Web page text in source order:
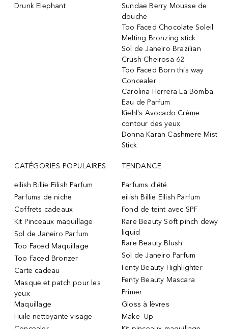
Drunk Elephant
Sundae Berry Mousse de
douche
Too Faced Chocolate Soleil
Melting Bronzing stick
Sol de Janeiro Brazilian
Crush Cheirosa 62
Too Faced Born this way
Concealer
Carolina Herrera La Bomba
Eau de Parfum
Kiehl's Avocado Crème
contour des yeux
Donna Karan Cashmere Mist
Stick
CATÉGORIES POPULAIRES
eilish Billie Eilish Parfum
Parfums de niche
Coffrets cadeaux
Kit Pinceaux maquillage
Sol de Janeiro Parfum
Too Faced Maquillage
Too Faced Bronzer
Carte cadeau
Masque et patch pour les
yeux
Maquillage
Huile nettoyante visage
TENDANCE
Parfums d'été
eilish Billie Eilish Parfum
Fond de teint avec SPF
Rare Beauty Soft pinch dewy
liquid
Rare Beauty Blush
Sol de Janeiro Parfum
Fenty Beauty Highlighter
Fenty Beauty Mascara
Primer
Gloss à lèvres
Make- Up